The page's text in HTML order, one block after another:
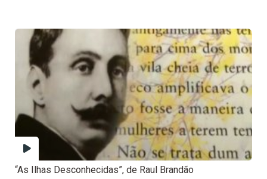
“As Ilhas Desconhecidas”, de Raul Brandão